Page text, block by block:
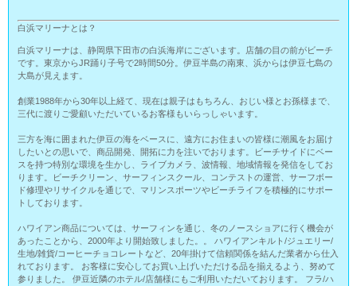
白浜マリーナとは？
白浜マリーナは、静岡県下田市の白浜海岸にございます。店舗の目の前がビーチ
です。東京からJR踊り子号で2時間50分。伊豆半島の南東、浜からは伊豆七島の
大島が見えます。
創業1988年から30年以上経て、現在は親子はもちろん、おじい様とお孫様まで、
三代に渡りご愛顧いただいているお客様もいらっしゃいます。
三方を海に囲まれた伊豆の海をベースに、遠方にお住まいの皆様に潮風をお届け
したいとの思いで、商品開発、開拓に力を注いでおります。ビーチサイドにベー
スを持つ特別な環境を生かし、ライブカメラ、波情報、地域情報を発信をしてお
ります。ビーチクリーン、サーフィンスクール、コンテストの運営、サーフボー
ド修理やリサイクルを通じで、マリンスポーツやビーチライフを積極的にサポー
トしております。
ハワイアン商品については、サーフィンを通じ、冬のノースショアに行く機会が
あったことから、2000年より開始致しました。。 ハワイアンキルト/ジュエリー/
生地/雑貨/コーヒーチョコレートなど、20年掛けて信頼関係を結んだ業者から仕入
れております。 お客様に安心してお買い上げいただける品を揃えるよう、努めて
参りました。 伊豆近隣のホテル/店舗様にもご利用いただいております。 フラ/ハ